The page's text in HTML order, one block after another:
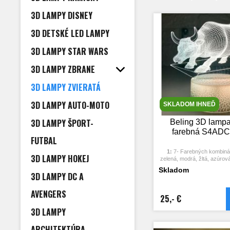
3D LAMPY DISNEY
3D DETSKÉ LED LAMPY
3D LAMPY STAR WARS
3D LAMPY ZBRANE
3D LAMPY ZVIERATÁ
3D LAMPY AUTO-MOTO
3D LAMPY ŠPORT-
FUTBAL
3D LAMPY HOKEJ
3D LAMPY DC A
AVENGERS
3D LAMPY
SKLADOM IHNEĎ
Beling 3D
farebná
1: 7- Farebných
zelená, modrá, žltá,
rozsvieti jedna farba,
ďalšia farba.
3:Automaticky režim
dotykové tlačidlo na
4:S napájacím adaptérom
Skladom
25,- €